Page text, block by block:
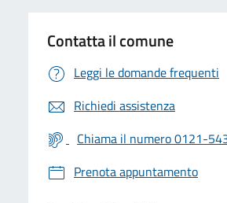
Contatta il comune
Leggi le domande frequenti
Richiedi assistenza
Chiama il numero 0121-
Prenota appuntamento